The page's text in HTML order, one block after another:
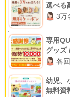
選べる
3万
専用
グッズ
各
幼児、
無料資